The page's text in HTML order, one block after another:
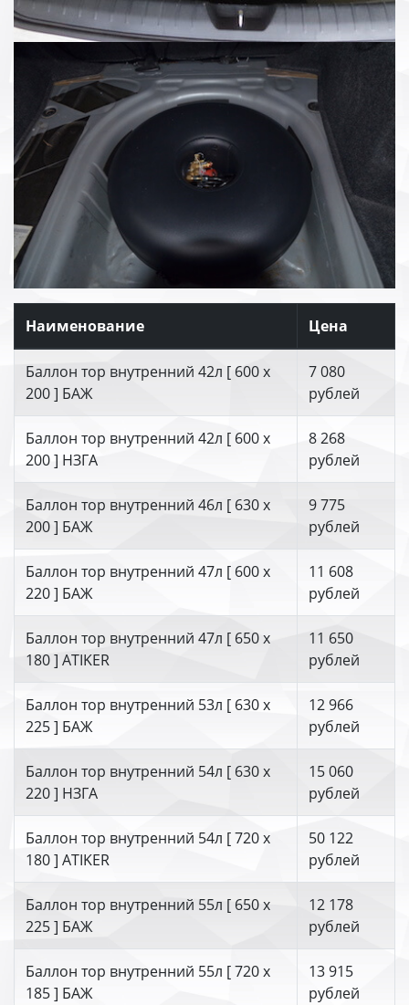
Наименование Цена
Баллон тор внутренний 42л [ 600 х
200 ] БАЖ
7 080
рублей
Баллон тор внутренний 42л [ 600 х
200 ] НЗГА
8 268
рублей
Баллон тор внутренний 46л [ 630 х
200 ] БАЖ
9 775
рублей
Баллон тор внутренний 47л [ 600 х
220 ] БАЖ
11 608
рублей
Баллон тор внутренний 47л [ 650 х
180 ] ATIKER
11 650
рублей
Баллон тор внутренний 53л [ 630 х
225 ] БАЖ
12 966
рублей
Баллон тор внутренний 54л [ 630 х
220 ] НЗГА
15 060
рублей
Баллон тор внутренний 54л [ 720 х
180 ] ATIKER
50 122
рублей
Баллон тор внутренний 55л [ 650 х
225 ] БАЖ
12 178
рублей
Баллон тор внутренний 55л [ 720 х
185 ] БАЖ
13 915
рублей